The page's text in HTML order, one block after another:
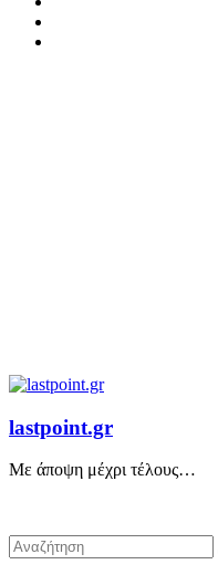
lastpoint.gr
Με άποψη μέχρι τέλους…